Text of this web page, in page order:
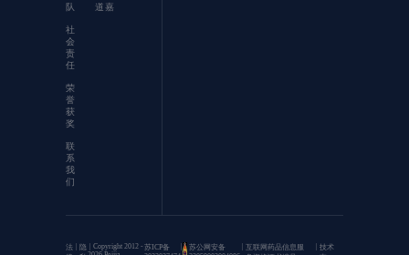
队
社
会
责
任
荣
誉
获
奖
联
系
我
们
道嘉
法
隐
| Copyright 2012 -苏ICP备
苏公网安备
|互联网药品信息服
|技术